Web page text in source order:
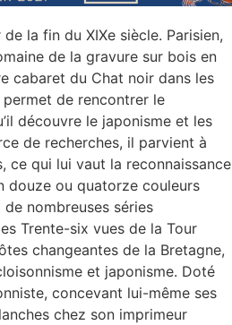
la fin du XIXe siècle. Parisien,
de la gravure sur bois en
cabaret du Chat noir dans les
de rencontrer le
découvre le japonisme et les
de recherches, il parvient à
ce qui lui vaut la reconnaissance
douze ou quatorze couleurs
de nombreuses séries
Trente-six vues de la Tour
changeantes de la Bretagne,
et japonisme. Doté
concevant lui-même ses
chez son imprimeur